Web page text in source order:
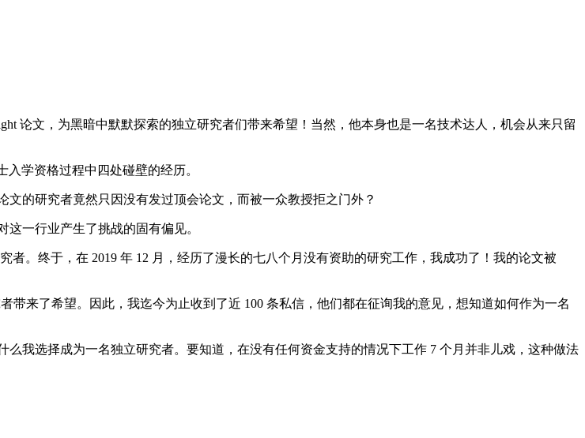
论文，为黑暗中默默探索的独立研究者们带来希望！当然，他本身也是一名技术达人，机会从来只留
学资格过程中四处碰壁的经历。
的研究者竟然只因没有发过顶会论文，而被一众教授拒之门外？
一行业产生了挑战的固有偏见。
。终于，在 2019 年 12 月，经历了漫长的七八个月没有资助的研究工作，我成功了！我的论文被
来了希望。因此，我迄今为止收到了近 100 条私信，他们都在征询我的意见，想知道如何作为一名
选择成为一名独立研究者。要知道，在没有任何资金支持的情况下工作 7 个月并非儿戏，这种做法